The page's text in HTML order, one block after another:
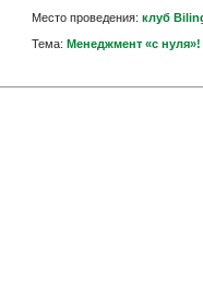
Место проведения: клуб
Тема: Менеджмент «с